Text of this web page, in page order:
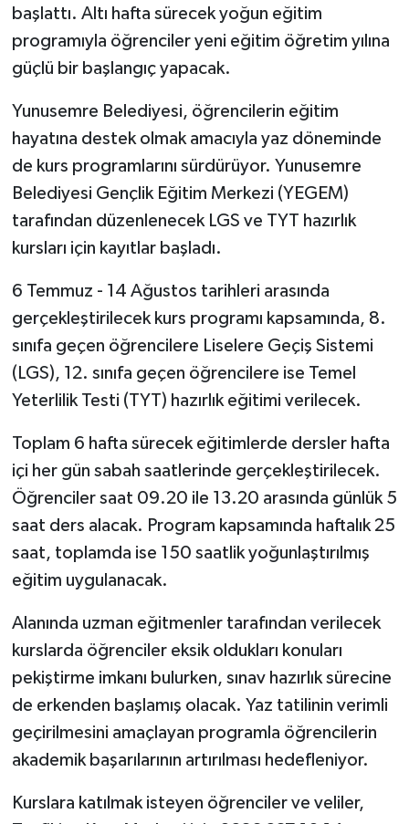
başlattı. Altı hafta sürecek yoğun eğitim
programıyla öğrenciler yeni eğitim öğretim yılına
güçlü bir başlangıç yapacak.
Yunusemre Belediyesi, öğrencilerin eğitim
hayatına destek olmak amacıyla yaz döneminde
de kurs programlarını sürdürüyor. Yunusemre
Belediyesi Gençlik Eğitim Merkezi (YEGEM)
tarafından düzenlenecek LGS ve TYT hazırlık
kursları için kayıtlar başladı.
6 Temmuz - 14 Ağustos tarihleri arasında
gerçekleştirilecek kurs programı kapsamında, 8.
sınıfa geçen öğrencilere Liselere Geçiş Sistemi
(LGS), 12. sınıfa geçen öğrencilere ise Temel
Yeterlilik Testi (TYT) hazırlık eğitimi verilecek.
Toplam 6 hafta sürecek eğitimlerde dersler hafta
içi her gün sabah saatlerinde gerçekleştirilecek.
Öğrenciler saat 09.20 ile 13.20 arasında günlük 5
saat ders alacak. Program kapsamında haftalık 25
saat, toplamda ise 150 saatlik yoğunlaştırılmış
eğitim uygulanacak.
Alanında uzman eğitmenler tarafından verilecek
kurslarda öğrenciler eksik oldukları konuları
pekiştirme imkanı bulurken, sınav hazırlık sürecine
de erkenden başlamış olacak. Yaz tatilinin verimli
geçirilmesini amaçlayan programla öğrencilerin
akademik başarılarının artırılması hedefleniyor.
Kurslara katılmak isteyen öğrenciler ve veliler,